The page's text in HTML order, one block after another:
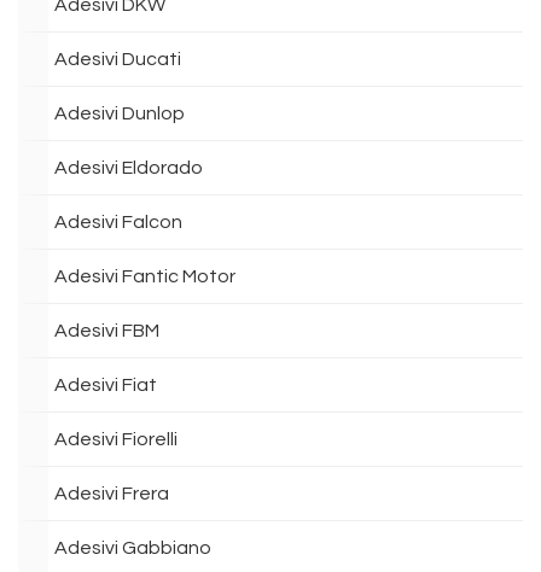
Adesivi DKW
Adesivi Ducati
Adesivi Dunlop
Adesivi Eldorado
Adesivi Falcon
Adesivi Fantic Motor
Adesivi FBM
Adesivi Fiat
Adesivi Fiorelli
Adesivi Frera
Adesivi Gabbiano